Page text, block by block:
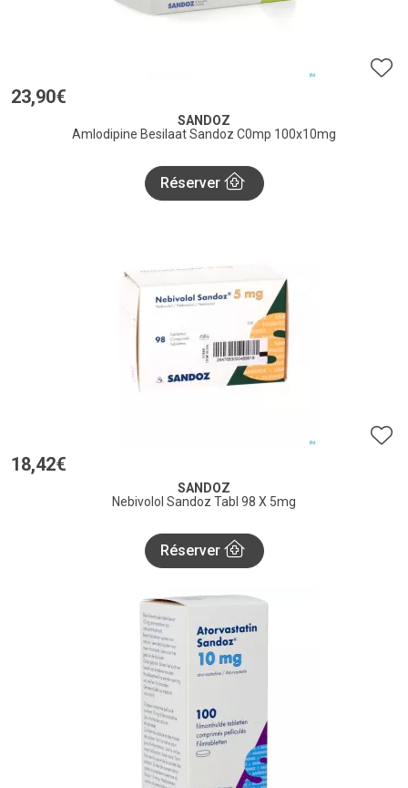
23,90€
SANDOZ
Amlodipine Besilaat Sandoz C0mp 100x10mg
Réserver
18,42€
SANDOZ
Nebivolol Sandoz Tabl 98 X 5mg
Réserver